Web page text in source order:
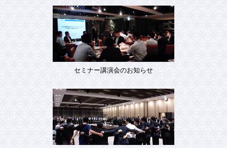
セミナー講演会のお知らせ